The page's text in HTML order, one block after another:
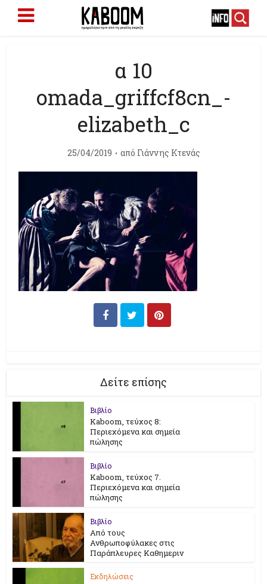
α 10
omada_griffcf8cn_-
elizabeth_c
25/04/2019 από Γιάννης Κτενάς
Δείτε επίσης
Βιβλίο
Kaboom, τεύχος 8:
Περιεχόμενα και σημεία
πώλησης
Βιβλίο
Kaboom, τεύχος 7.
Περιεχόμενα και σημεία
πώλησης
Βιβλίο
Από τους
Ανθρωποφύλακες στις
Παράπλευρες Καθημεριν
Εκδηλώσεις